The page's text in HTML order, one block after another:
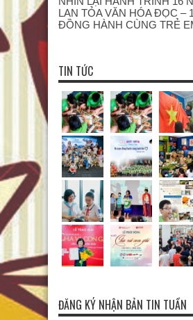
LAN TỎA VĂN HÓA ĐỌC –
ĐỒNG HÀNH CÙNG TRẺ
TIN TỨC
ĐĂNG KÝ NHẬN BẢN TIN TUẦN